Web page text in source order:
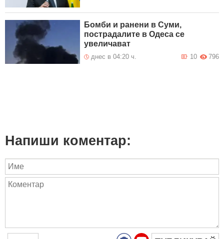
Бомби и ранени в Суми,
пострадалите в Одеса се
увеличават
днес в 04:20 ч. 796
10
Напиши коментар: